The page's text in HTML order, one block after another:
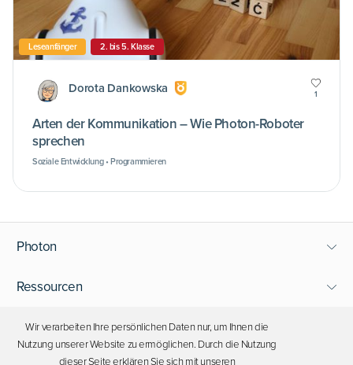
Leseanfänger 2. bis 5. Klasse
Dorota Dankowska 1
Arten der Kommunikation – Wie Photon-Roboter
sprechen
Soziale Entwicklung • Programmieren
Photon
Ressourcen
Support
Wir verarbeiten Ihre persönlichen Daten nur, um Ihnen die
Nutzung unserer Website zu ermöglichen. Durch die Nutzung
dieser Seite erklären Sie sich mit unseren